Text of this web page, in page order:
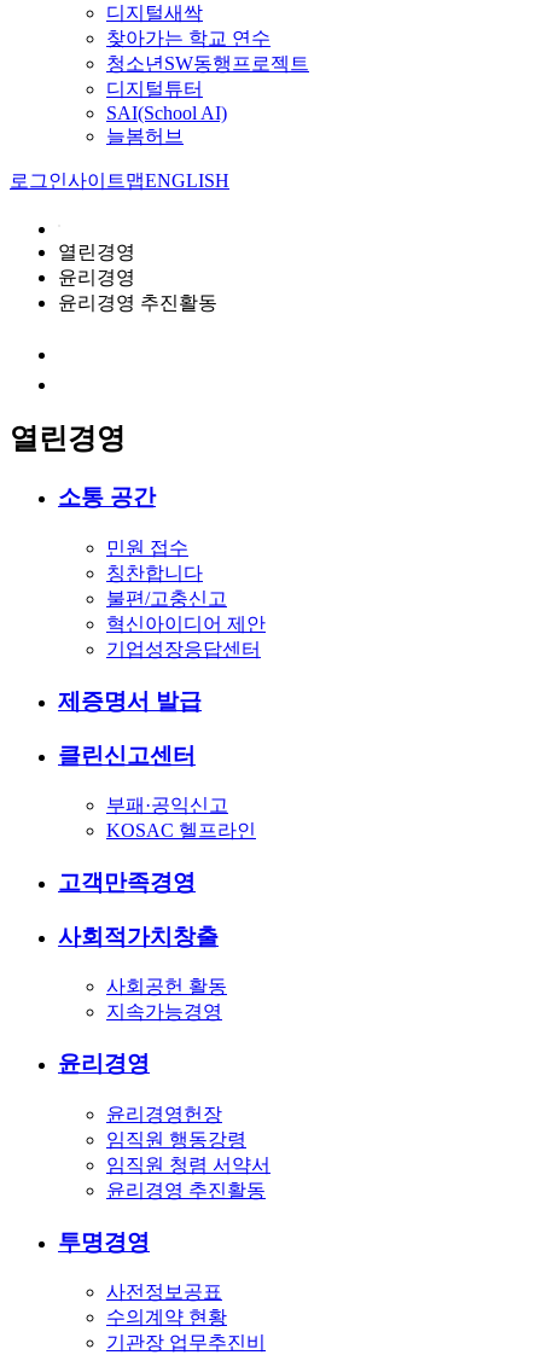
디지털새싹
찾아가는 학교 연수
청소년SW동행프로젝트
디지털튜터
SAI(School AI)
늘봄허브
로그인사이트맵ENGLISH
열린경영
윤리경영
윤리경영 추진활동
열린경영
소통 공간
민원 접수
칭찬합니다
불편/고충신고
혁신아이디어 제안
기업성장응답센터
제증명서 발급
클린신고센터
부패·공익신고
KOSAC 헬프라인
고객만족경영
사회적가치창출
사회공헌 활동
지속가능경영
윤리경영
윤리경영헌장
임직원 행동강령
임직원 청렴 서약서
윤리경영 추진활동
투명경영
사전정보공표
수의계약 현황
기관장 업무추진비